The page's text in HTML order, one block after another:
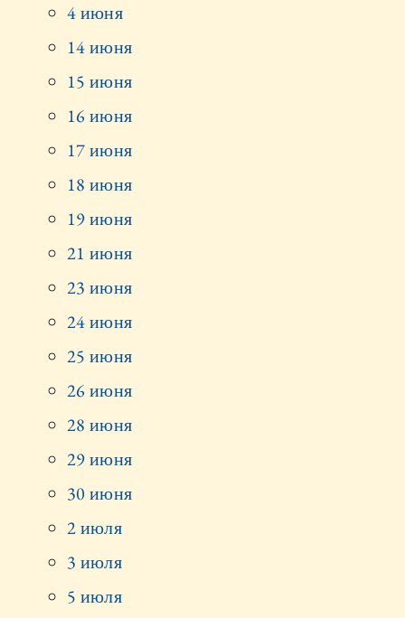
4 июня
14 июня
15 июня
16 июня
17 июня
18 июня
19 июня
21 июня
23 июня
24 июня
25 июня
26 июня
28 июня
29 июня
30 июня
2 июля
3 июля
5 июля